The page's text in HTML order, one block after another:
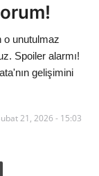
o unutulmaz
Spoiler alarmı!
gelişimini
21, 2026 - 15:03